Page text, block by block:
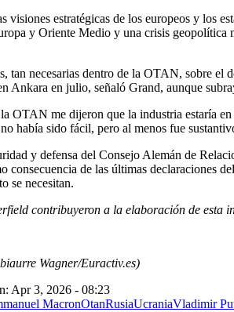
visiones estratégicas de los europeos y los
y Oriente Medio y una crisis
tan necesarias dentro de la OTAN, sobre
Ankara en julio, señaló Grand, aunque
OTAN me dijeron que la industria estaría
había sido fácil, pero al menos fue
y defensa del Consejo Alemán de
consecuencia de las últimas
se necesitan.
contribuyeron a la elaboración de esta
Wagner/Euractiv.es)
Apr 3, 2026 - 08:23
MacronOtanRusiaUcraniaVladimir